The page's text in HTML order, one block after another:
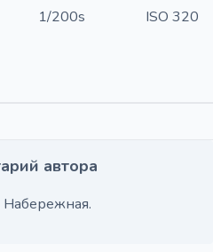
1/200s
ISO 320
автора